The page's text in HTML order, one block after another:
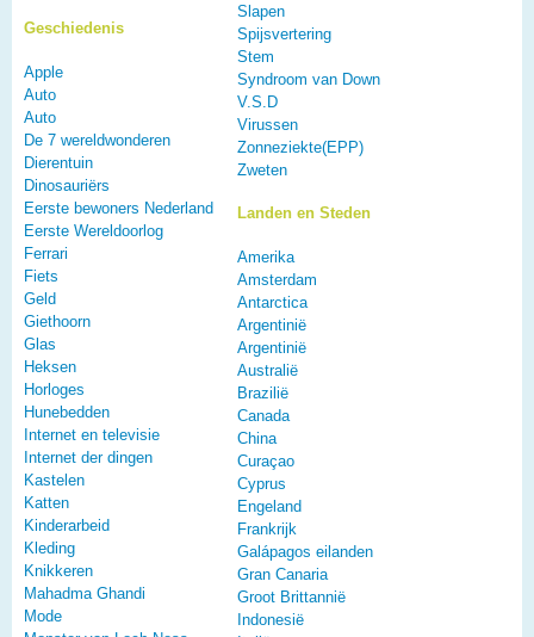
Geschiedenis
Apple
Auto
Auto
De 7 wereldwonderen
Dierentuin
Dinosauriërs
Eerste bewoners Nederland
Eerste Wereldoorlog
Ferrari
Fiets
Geld
Giethoorn
Glas
Heksen
Horloges
Hunebedden
Internet en televisie
Internet der dingen
Kastelen
Katten
Kinderarbeid
Kleding
Knikkeren
Mahadma Ghandi
Mode
Slapen
Spijsvertering
Stem
Syndroom van Down
V.S.D
Virussen
Zonneziekte(EPP)
Zweten
Landen en Steden
Amerika
Amsterdam
Antarctica
Argentinië
Argentinië
Australië
Brazilië
Canada
China
Curaçao
Cyprus
Engeland
Frankrijk
Galápagos eilanden
Gran Canaria
Groot Brittannië
Indonesië